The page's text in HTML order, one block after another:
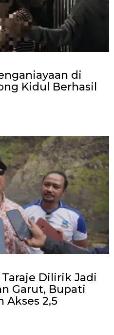
di
Kidul Berhasil
Dilirik Jadi
Garut, Bupati
Akses 2,5